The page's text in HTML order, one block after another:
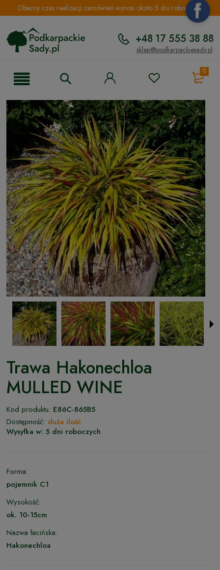
Obecny czas realizacji zamówień wynosi około 5 dni roboczych.
+48 17 555 38 88
sklep@podkarpackiesady.pl
0
Trawa Hakonechloa
MULLED WINE
Kod produktu: E86C-865B5
Dostępność: duża ilość
Wysyłka w: 5 dni roboczych
Forma:
pojemnik C1
Wysokość:
ok. 10-15cm
Nazwa łacińska:
Hakonechloa